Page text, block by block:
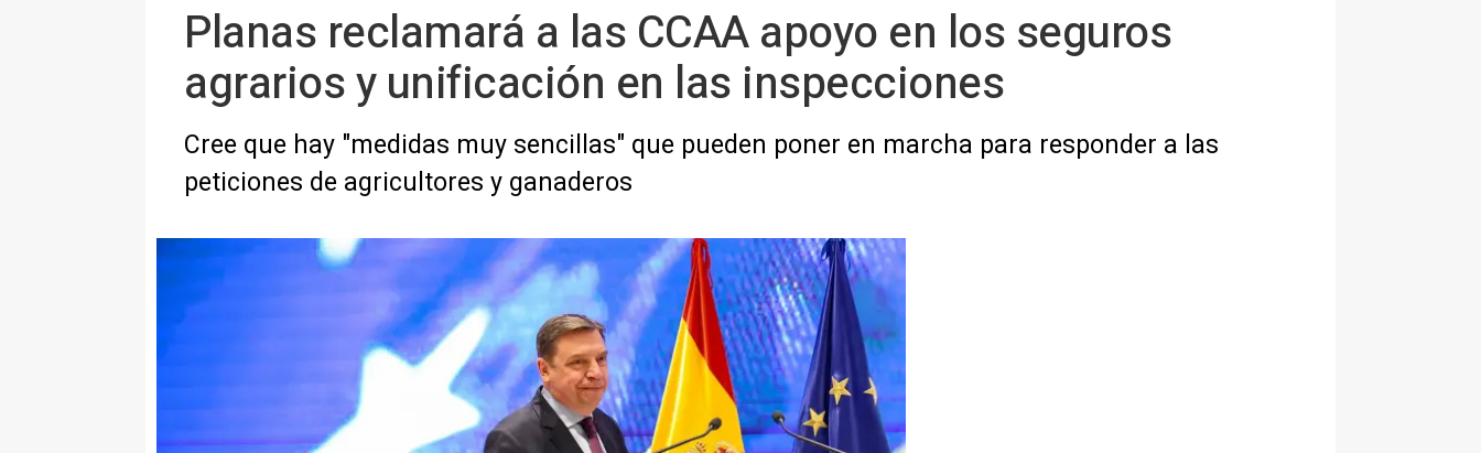
Planas reclamará a las CCAA apoyo en los seguros
agrarios y unificación en las inspecciones
Cree que hay "medidas muy sencillas" que pueden poner en marcha para responder a las
peticiones de agricultores y ganaderos